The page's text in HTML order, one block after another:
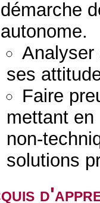
démarche
autonome.
Analyser
ses
Faire
mettant
non-
solutions